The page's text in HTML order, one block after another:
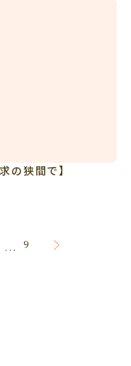
の狭間で】
... 9